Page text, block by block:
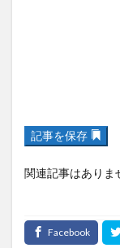
記事を保存
関連記事はありま